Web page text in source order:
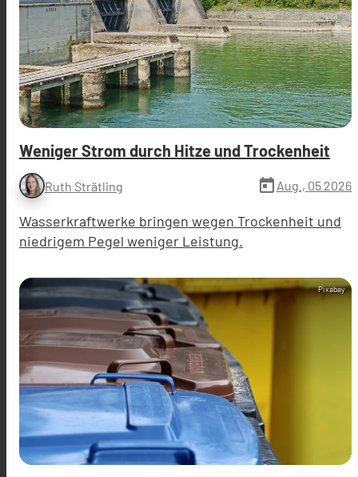
Weniger Strom durch Hitze und Trockenheit
Ruth Strätling today Aug., 05 2026
Wasserkraftwerke bringen wegen Trockenheit und
niedrigem Pegel weniger Leistung.
Pixabay